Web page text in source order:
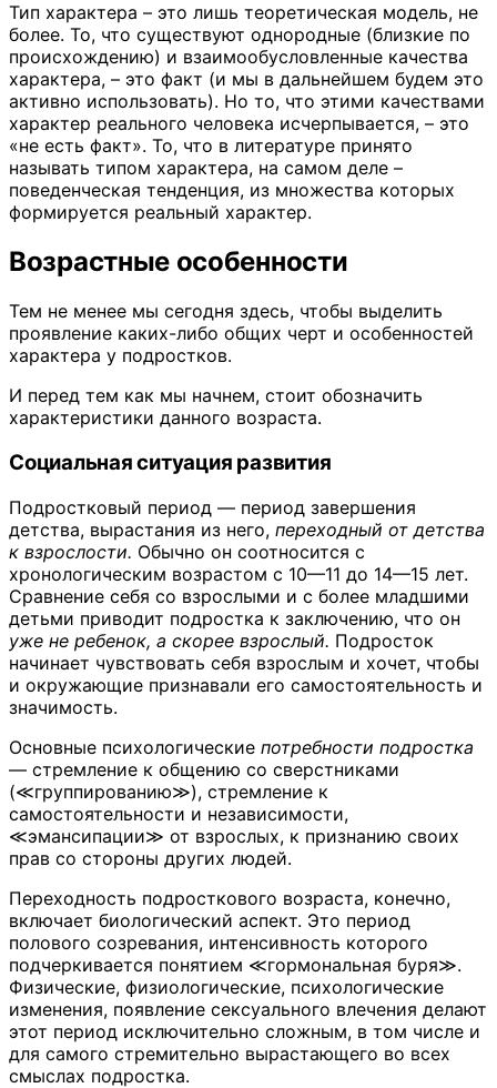
Тип характера – это лишь теоретическая модель, не
более. То, что существуют однородные (близкие по
происхождению) и взаимообусловленные качества
характера, – это факт (и мы в дальнейшем будем это
активно использовать). Но то, что этими качествами
характер реального человека исчерпывается, – это
«не есть факт». То, что в литературе принято
называть типом характера, на самом деле –
поведенческая тенденция, из множества которых
формируется реальный характер.
Возрастные особенности
Тем не менее мы сегодня здесь, чтобы выделить
проявление каких-либо общих черт и особенностей
характера у подростков.
И перед тем как мы начнем, стоит обозначить
характеристики данного возраста.
Социальная ситуация развития
Подростковый период — период завершения
детства, вырастания из него, переходный от детства
к взрослости. Обычно он соотносится с
хронологическим возрастом с 10—11 до 14—15 лет.
Сравнение себя со взрослыми и с более младшими
детьми приводит подростка к заключению, что он
уже не ребенок, а скорее взрослый. Подросток
начинает чувствовать себя взрослым и хочет, чтобы
и окружающие признавали его самостоятельность и
значимость.
Основные психологические потребности подростка
— стремление к общению со сверстниками
(≪группированию≫), стремление к
самостоятельности и независимости,
≪эмансипации≫ от взрослых, к признанию своих
прав со стороны других людей.
Переходность подросткового возраста, конечно,
включает биологический аспект. Это период
полового созревания, интенсивность которого
подчеркивается понятием ≪гормональная буря≫.
Физические, физиологические, психологические
изменения, появление сексуального влечения делают
этот период исключительно сложным, в том числе и
для самого стремительно вырастающего во всех
смыслах подростка.